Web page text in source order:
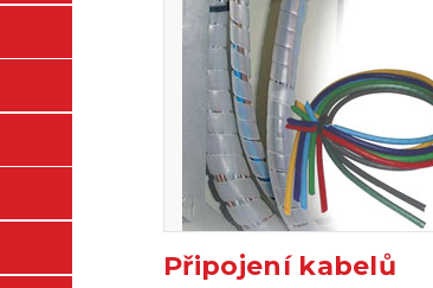
Připojení kabelů